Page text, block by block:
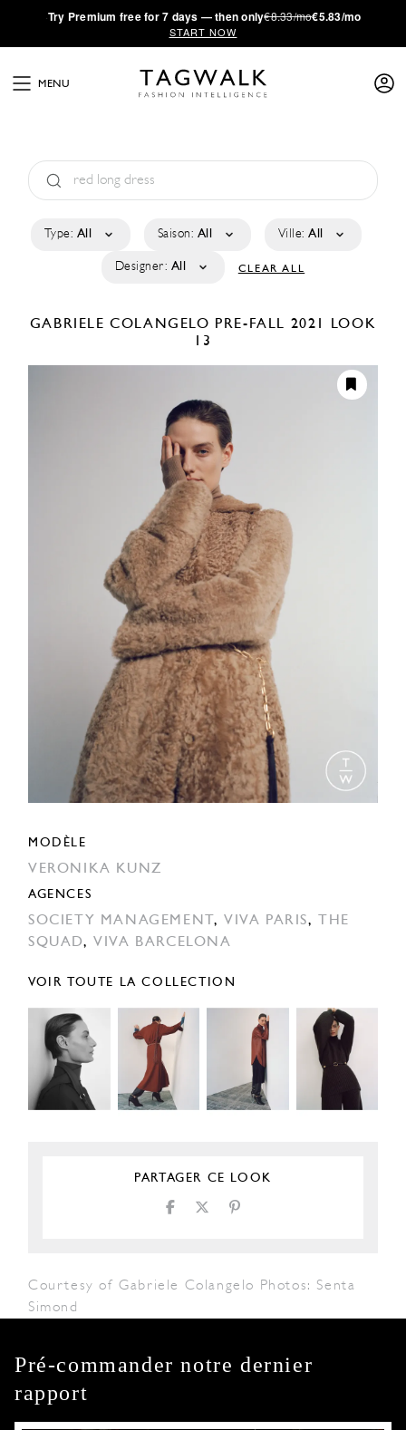
·Try Premium free for 7 days — then only€8.33/mo€5.83/mo
START NOW
MENU
Type: All Saison: All Ville: All
Designer: All CLEAR ALL
GABRIELE COLANGELO PRE-FALL 2021
LOOK
13
MODÈLE
VERONIKA KUNZ
AGENCES
SOCIETY MANAGEMENT ,VIVA PARIS,
THE
SQUAD,VIVA BARCELONA
VOIR TOUTE LA COLLECTION
PARTAGER CE LOOK
Courtesy of Gabriele Colangelo Photos: Senta
Simond
Pré-commander notre dernier
rapport